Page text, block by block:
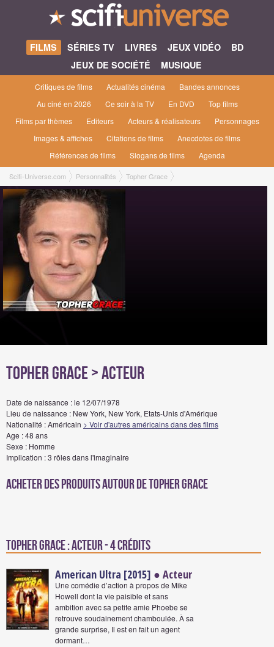
FILMS SÉRIES TV LIVRES JEUX VIDÉO
BD
JEUX DE SOCIÉTÉ
MUSIQUE
Critiques de films Actualités cinéma
Bandes annonces
Au ciné en 2026
Ce soir à la TV En DVD
Top films
Films par thèmes
Editeurs Acteurs & réalisateurs
Personnages
Images & affiches
Citations de films
Anecdotes de films
Références de films
Slogans de films Agenda
Scifi-Universe.com Personnalités Topher Grace
Topher Grace> Acteur
Date de naissance : le 12/07/1978
Lieu de naissance : New York, New York, Etats-Unis d'Amérique
Nationalité : Américain > Voir d'autres américains dans des films
Age : 48 ans
Sexe : Homme
Implication : 3 rôles dans l'imaginaire
Acheter des produits autour de Topher Grace
Topher Grace : Acteur - 4 crédits
American Ultra [2015] ● Acteur
Une comédie d’action à propos de Mike
Howell dont la vie paisible et sans
ambition avec sa petite amie Phoebe se
retrouve soudainement chamboulée. À sa
grande surprise, Il est en fait un agent
dormant…